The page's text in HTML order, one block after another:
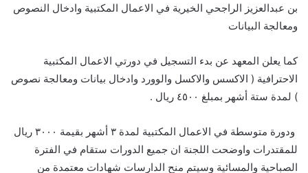
بن عبدالعزيز الراجحي الخيرية في الاعمال المكتبية وادخال النصوص
ومعالجة البيانات
كما يعلن المعهد عن بدء التسجيل في دورتي الاعمال المكتبية
الاحترافية ( الاكسس والاكسل والوورد وادخال بيانات ومعالجة نصوص
) لمدة ستة أشهر بمبلغ ٤٥٠٠ ريال .
ودورة متوسطة في الاعمال المكتبية لمدة ٣ أشهر بقيمة ٣٠٠٠ ريال
للمقتدرات واوضحت اللجنة ان جميع الدورات ستقام في الفترة
الصباحية والمسائية وسيتم منح الدارسات شهادات معتمدة من